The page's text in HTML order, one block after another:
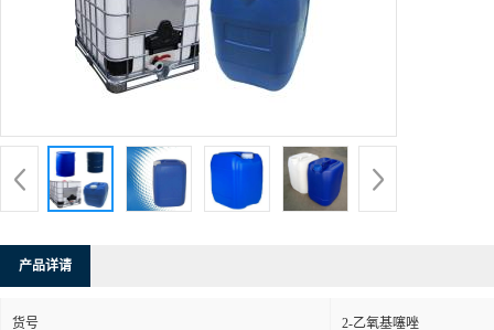
产品详请
货号 2-乙氧基噻唑